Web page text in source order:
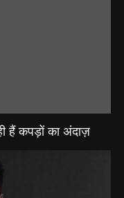
हैं कपड़ों का अंदाज़